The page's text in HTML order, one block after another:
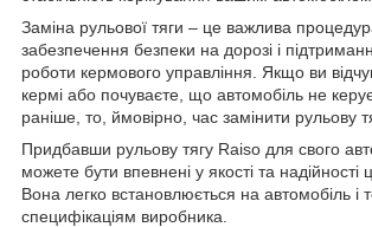
Заміна рульової тяги – це важлива
забезпечення безпеки на дорозі і
роботи кермового управління. Якщо ви
кермі або почуваєте, що автомобіль не
раніше, то, ймовірно, час замінити рульову
Придбавши рульову тягу Raiso для свого
можете бути впевнені у якості та надійності
Вона легко встановлюється на автомобіль і
специфікаціям виробника.